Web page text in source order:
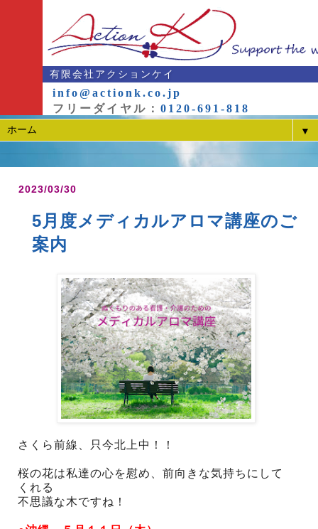
有限会社アクションケイ
info@actionk.co.jp
フリーダイヤル： 0120-691-818
▼
2023/03/30
5月度メディカルアロマ講座のご
案内
さくら前線、只今北上中！！
桜の花は私達の心を慰め、前向きな気持ちにして
くれる
不思議な木ですね！